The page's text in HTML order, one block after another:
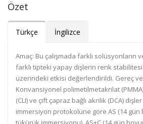
Özet
Türkçe İngilizce
Amaç: Bu çalışmada farklı solüsyonların
farklı tipteki yapay dişlerin renk
üzerindeki etkisi değerlendirildi. Gereç
Konvansiyonel polimetilmetakrilat
(CLI) ve çift çapraz bağlı akrilik (DCA)
immersiyon protokolüne göre AS (14